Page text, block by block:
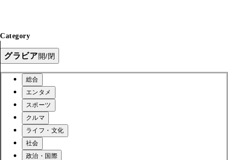
Category
グラビア開/閉
総合
エンタメ
スポーツ
クルマ
ライフ・文化
社会
政治・国際